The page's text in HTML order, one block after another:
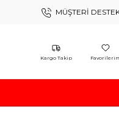
MÜŞTERI
Kargo Takip